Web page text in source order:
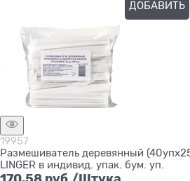
ДОБАВИТЬ
19957
Размешиватель деревянный
LINGER в индивид. упак. бум. уп.